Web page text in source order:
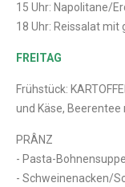
15 Uhr: Napolitane/
18 Uhr: Reissalat
FREITAG
Frühstück:
und Käse,
PRÂNZ
- Pasta-Bohnensuppe
- Schweinenacken/